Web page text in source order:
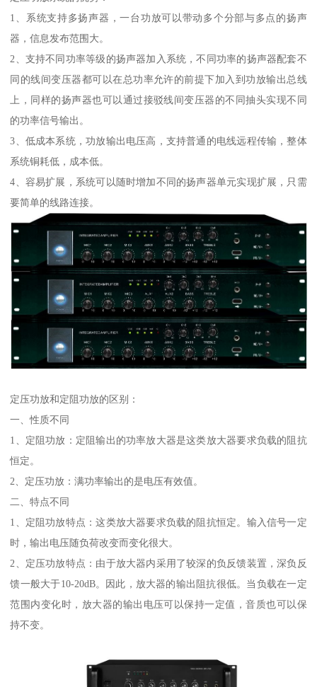
1、系统支持多扬声器，一台功放可以带动多个分部与多点的扬声
器，信息发布范围大。
2、支持不同功率等级的扬声器加入系统，不同功率的扬声器配套不
同的线间变压器都可以在总功率允许的前提下加入到功放输出总线
上，同样的扬声器也可以通过接驳线间变压器的不同抽头实现不同
的功率信号输出。
3、低成本系统，功放输出电压高，支持普通的电线远程传输，整体
系统铜耗低，成本低。
4、容易扩展，系统可以随时增加不同的扬声器单元实现扩展，只需
要简单的线路连接。
定压功放和定阻功放的区别：
一、性质不同
1、定阻功放：定阻输出的功率放大器是这类放大器要求负载的阻抗
恒定。
2、定压功放：满功率输出的是电压有效值。
二、特点不同
1、定阻功放特点：这类放大器要求负载的阻抗恒定。输入信号一定
时，输出电压随负荷改变而变化很大。
2、定压功放特点：由于放大器内采用了较深的负反馈装置，深负反
馈一般大于10-20dB。因此，放大器的输出阻抗很低。当负载在一定
范围内变化时，放大器的输出电压可以保持一定值，音质也可以保
持不变。